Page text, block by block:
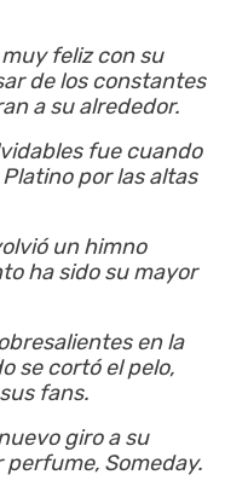
feliz con su
de los constantes
a su alrededor.
fue cuando
por las altas
un himno
ha sido su mayor
en la
se cortó el pelo,
fans.
giro a su
Someday.